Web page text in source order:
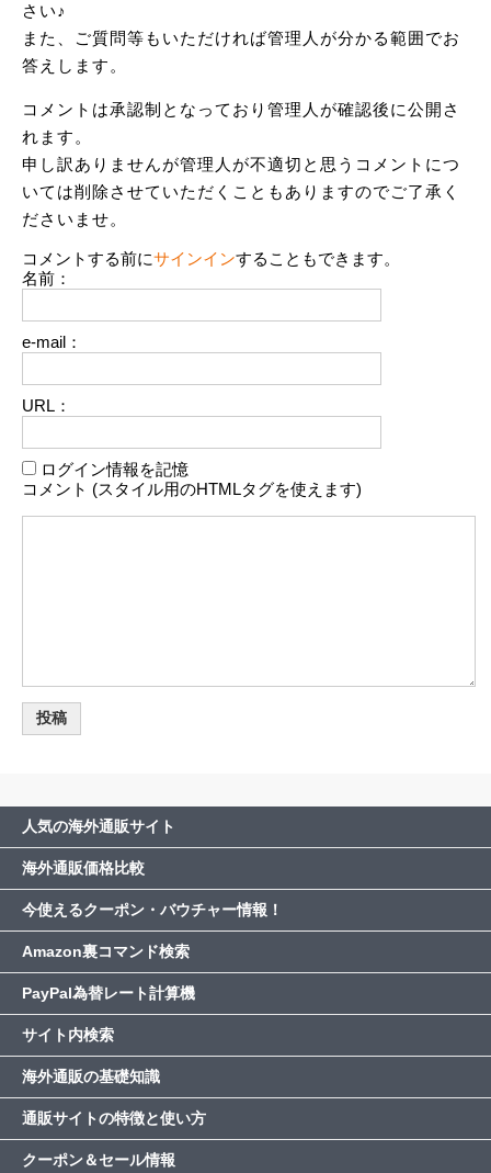
さい♪
また、ご質問等もいただければ管理人が分かる範囲でお
答えします。
コメントは承認制となっており管理人が確認後に公開さ
れます。
申し訳ありませんが管理人が不適切と思うコメントにつ
いては削除させていただくこともありますのでご了承く
ださいませ。
コメントする前にサインインすることもできます。
名前：
e-mail：
URL：
ログイン情報を記憶
コメント (スタイル用のHTMLタグを使えます)
人気の海外通販サイト
海外通販価格比較
今使えるクーポン・バウチャー情報！
Amazon裏コマンド検索
PayPal為替レート計算機
サイト内検索
海外通販の基礎知識
通販サイトの特徴と使い方
クーポン＆セール情報